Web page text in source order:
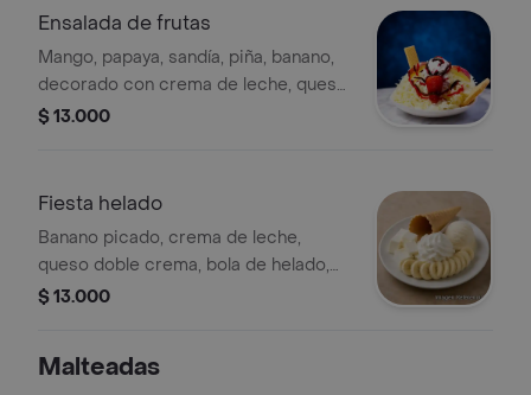
Ensalada de frutas
Mango, papaya, sandía, piña, banano,
decorado con crema de leche, queso,
helado, galleta, salsas.
$ 13.000
Fiesta helado
Banano picado, crema de leche,
queso doble crema, bola de helado,
barquillo,
$ 13.000
Malteadas